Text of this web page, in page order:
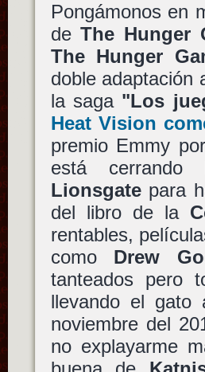
Pongámonos en
deThe Hunger
The Hunger
doble adaptación
la saga "Los
Heat Vision
premio Emmy por
está cerrando
Lionsgatepara
del libro de la
rentables,
como Drew
tanteados pero
llevando el gato
noviembre del
no explayarme